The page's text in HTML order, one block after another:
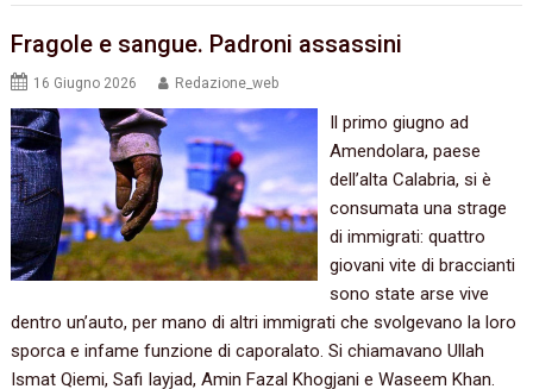
Fragole e sangue. Padroni assassini
16 Giugno 2026 Redazione_web
Il primo giugno ad
Amendolara, paese
dell’alta Calabria, si è
consumata una strage
di immigrati: quattro
giovani vite di braccianti
sono state arse vive
dentro un’auto, per mano di altri immigrati che svolgevano la loro
sporca e infame funzione di caporalato. Si chiamavano Ullah
Ismat Qiemi, Safi Iayjad, Amin Fazal Khogjani e Waseem Khan.